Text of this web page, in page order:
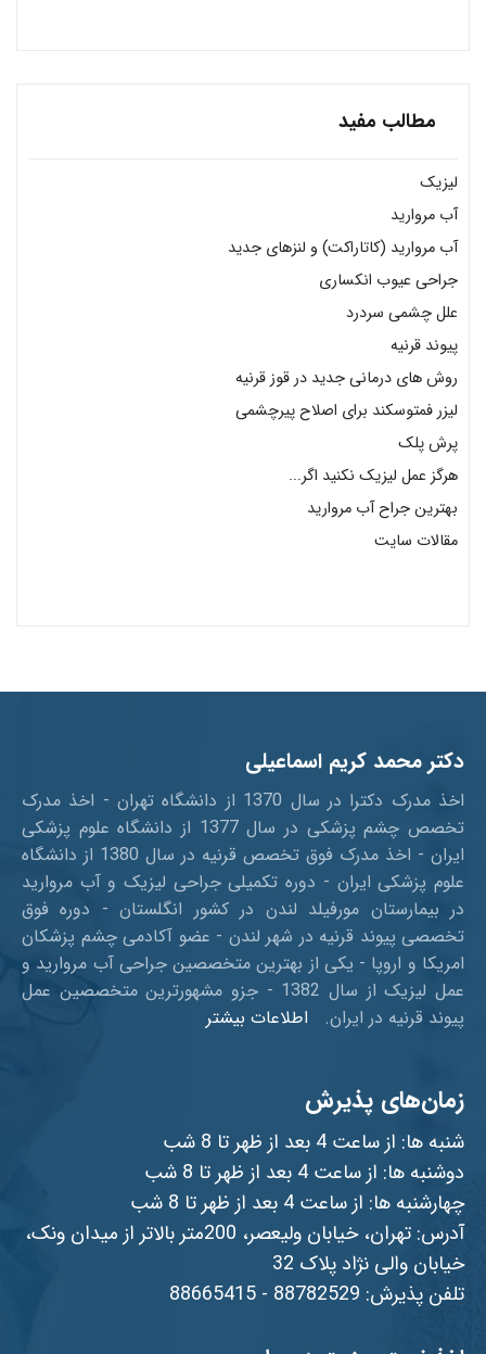
مطالب مفید
لیزیک
آب مروارید
آب مروارید (کاتاراکت) و لنزهای جدید
جراحی عیوب انکساری
علل چشمی سردرد
پیوند قرنیه
روش های درمانی جدید در قوز قرنیه
لیزر فمتوسکند برای اصلاح پیرچشمی
پرش پلک
هرگز عمل لیزیک نکنید اگر...
بهترین جراح آب مروارید
مقالات سایت
دکتر محمد کریم اسماعیلی
اخذ مدرک دکترا در سال 1370 از دانشگاه تهران - اخذ مدرک
تخصص چشم پزشکی در سال 1377 از دانشگاه علوم پزشکی
ایران - اخذ مدرک فوق تخصص قرنیه در سال 1380 از دانشگاه
علوم پزشکی ایران - دوره تکمیلی جراحی لیزیک و آب مروارید
در بیمارستان مورفیلد لندن در کشور انگلستان - دوره فوق
تخصصی پیوند قرنیه در شهر لندن - عضو آکادمی چشم پزشکان
امریکا و اروپا - یکی از بهترین متخصصین جراحی آب مروارید و
عمل لیزیک از سال 1382 - جزو مشهورترین متخصصین عمل
پیوند قرنیه در ایران. اطلاعات بیشتر
زمان‌های پذیرش
شنبه ها: از ساعت 4 بعد از ظهر تا 8 شب
دوشنبه ها: از ساعت 4 بعد از ظهر تا 8 شب
چهارشنبه ها: از ساعت 4 بعد از ظهر تا 8 شب
آدرس: تهران، خیابان ولیعصر، 200متر بالاتر از میدان ونک،
خیابان والی نژاد پلاک 32
تلفن پذیرش: 88782529 - 88665415